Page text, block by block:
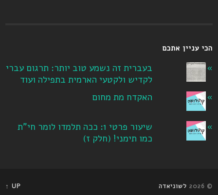
הכי עניין אתכם
בעברית זה נשמע טוב יותר: תרגום עברי
לקדיש ולקטעי הארמית בתפילה ועוד
האקדח מת מחום
שיעור פרטי 1: ככה תלמדו לומר חי"ת
כמו תימני! ‏(חלק ז‏)
© 2026 לשוניאדה UP ↑